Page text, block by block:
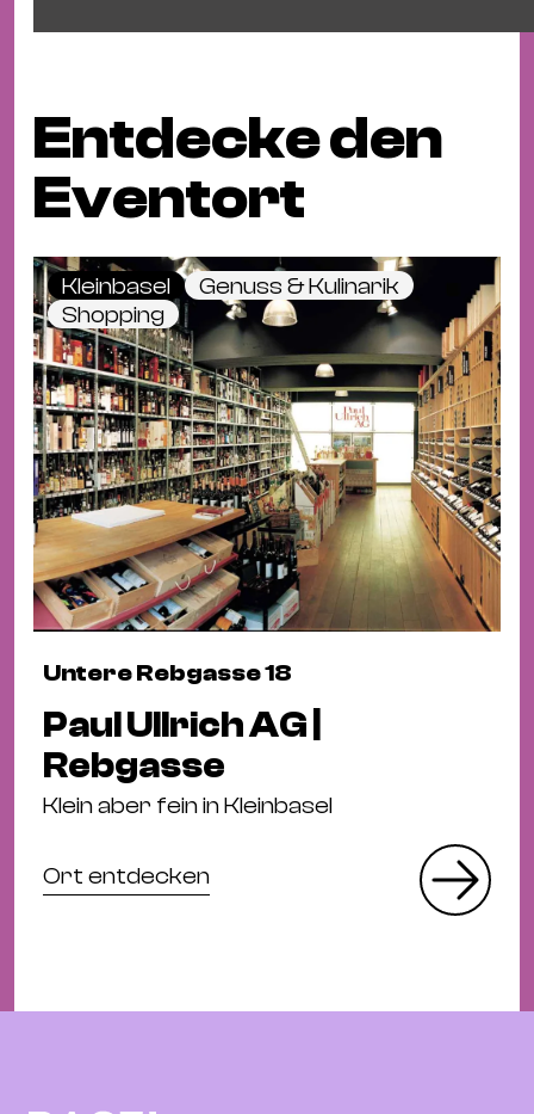
Entdecke den
Eventort
Kleinbasel
Genuss & Kulinarik
Shopping
Untere Rebgasse 18
Paul Ullrich AG |
Rebgasse
Klein aber fein in Kleinbasel
Ort entdecken